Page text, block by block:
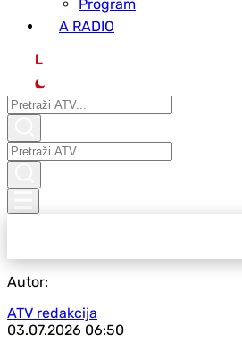
Program
A RADIO
L
Autor:
ATV redakcija
03.07.2026 06:50